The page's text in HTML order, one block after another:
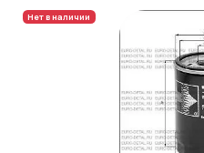
Нет в наличии